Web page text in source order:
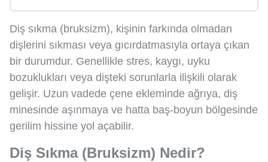
Diş sıkma (bruksizm), kişinin farkında olmadan
dişlerini sıkması veya gıcırdatmasıyla ortaya çıkan
bir durumdur. Genellikle stres, kaygı, uyku
bozuklukları veya dişteki sorunlarla ilişkili olarak
gelişir. Uzun vadede çene ekleminde ağrıya, diş
minesinde aşınmaya ve hatta baş-boyun bölgesinde
gerilim hissine yol açabilir.
Diş Sıkma (Bruksizm) Nedir?